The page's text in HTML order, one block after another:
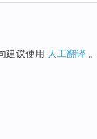
建议使用 人工翻译